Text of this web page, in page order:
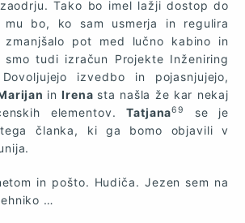
Tako bo imel lažji dostop do
mu bo, ko sam usmerja in regulira
pot med lučno kabino in
tudi izračun Projekte Inženiring
izvedbo in pojasnjujejo,
inIrena sta našla že kar nekaj
elementov.Tatjana69
se je
članka, ki ga bomo objavili v
in pošto. Hudiča. Jezen sem na
…